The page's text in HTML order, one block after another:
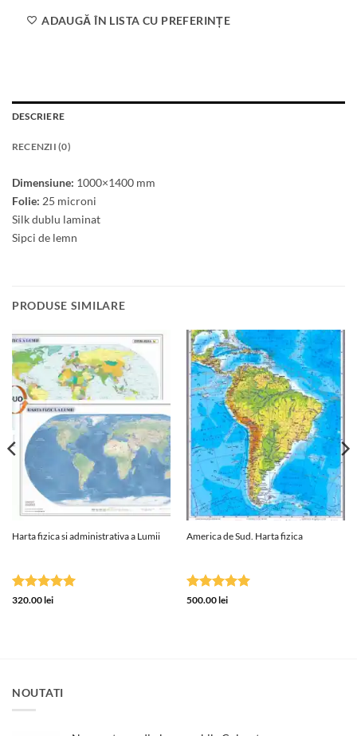
ADAUGĂ ÎN LISTA CU PREFERINȚE
DESCRIERE
RECENZII (0)
Dimensiune: 1000×1400 mm
Folie: 25 microni
Silk dublu laminat
Sipci de lemn
PRODUSE SIMILARE
Harta fizica si administrativa a Lumii
Evaluat la
320.00lei
America de Sud. Harta fizica
Evaluat la
500.00lei
NOUTATI